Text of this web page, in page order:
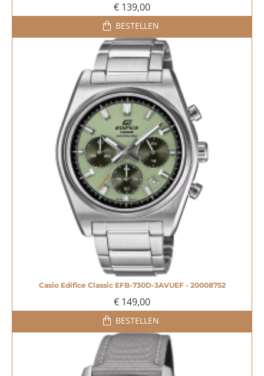
€ 139,00
BESTELLEN
Casio Edifice Classic EFB-730D-3AVUEF - 20008752
€ 149,00
BESTELLEN